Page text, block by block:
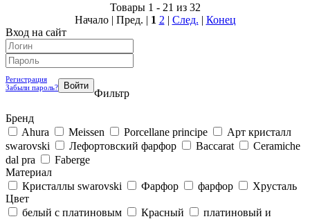
Товары 1 - 21 из 32
Начало | Пред. | 1 2 | След. | Конец
Вход на сайт
Регистрация
Забыли пароль?
Фильтр
Бренд
Ahura
Meissen Porcellane principe
Арт кристалл
swarovski
Лефортовский фарфор Baccarat
Ceramiche
dal pra
Faberge
Материал
Кристаллы swarovski
Фарфор фарфор
Хрусталь
Цвет
белый с платиновым
Красный
платиновый и